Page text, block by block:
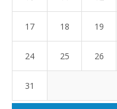
17 18 19
24 25 26
31